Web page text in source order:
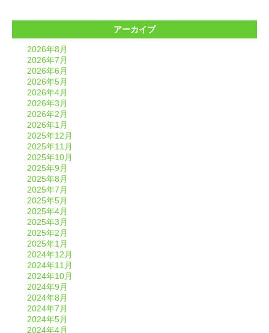
アーカイブ
2026年8月
2026年7月
2026年6月
2026年5月
2026年4月
2026年3月
2026年2月
2026年1月
2025年12月
2025年11月
2025年10月
2025年9月
2025年8月
2025年7月
2025年5月
2025年4月
2025年3月
2025年2月
2025年1月
2024年12月
2024年11月
2024年10月
2024年9月
2024年8月
2024年7月
2024年5月
2024年4月